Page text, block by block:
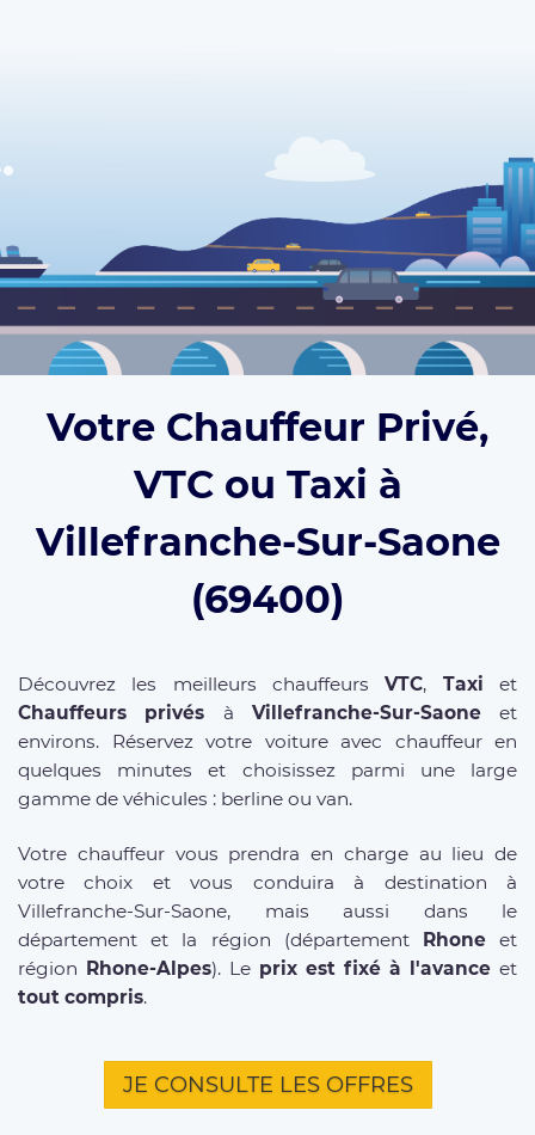
Votre Chauffeur Privé,
VTC ou Taxi à
Villefranche-Sur-Saone
(69400)
Découvrez les meilleurs chauffeursVTC, Taxi et
Chauffeurs privés à Villefranche-Sur-Saoneet
environs. Réservez votre voiture avec chauffeur en
quelques minutes et choisissez parmi une large
gamme de véhicules : berline ou van.
Votre chauffeur vous prendra en charge au lieu de
votre choix et vous conduira à destination à
Villefranche-Sur-Saone, mais aussi dans le
département et la région (département Rhoneet
région Rhone-Alpes). Le prix est fixé à l'avance et
tout compris.
JE CONSULTE LES OFFRES